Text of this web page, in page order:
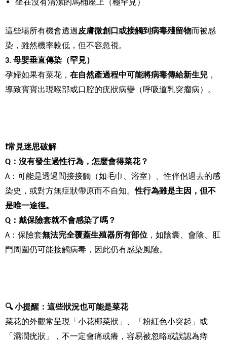
坐在沒有清潔的馬桶座上（極罕見）
這些場所有機會透過皮膚微創口或接觸到病毒殘留物而被感
染，雖然機率較低，但不容忽視。
3. 母嬰垂直傳染（罕見）
孕婦如果有菜花， 在自然產過程中可能將病毒傳給新生兒 ，
導致寶寶出現喉部或口腔的疣狀病變（呼吸道乳突瘤病）。
❗常見迷思破解
Q ：沒有發生過性行為，怎麼會得菜花？
A ：可能是透過間接接觸（如毛巾、浴室）、性伴侶過去的感
染史，或對方無症狀帶原而不自知。性行為雖是主因，但不
是唯一途徑。
Q ：戴保險套就不會感染了嗎？
A ：保險套無法完全覆蓋生殖器所有部位，如陰囊、會陰、肛
門周圍仍可能接觸病毒，因此仍有感染風險。
🔍 小提醒：這些狀況也可能是菜花
菜花的外觀常呈現「小花椰菜狀」、「粉紅色小突起」或
「濕潤疣狀」，不一定會痛或癢，容易被忽略或誤認為痔